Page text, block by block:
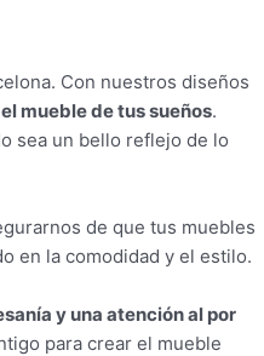
Con nuestros diseños
mueble de tus sueños.
sea un bello reflejo de lo
de que tus muebles
en la comodidad y el estilo.
y una atención al por
para crear el mueble